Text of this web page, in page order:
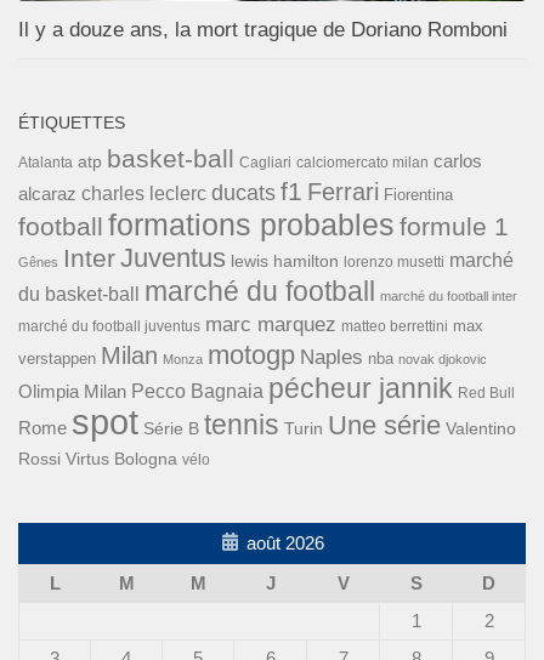
Il y a douze ans, la mort tragique de Doriano Romboni
ÉTIQUETTES
Atalanta atp basket-ball Cagliari calciomercato milan carlos
alcaraz charles leclerc ducats f1 Ferrari Fiorentina
football formations probables formule 1
Gênes InterJuventus lewis hamilton lorenzo musetti marché
du basket-ball
marché du football marché du football inter
marché du football juventus marc marquez matteo berrettini max
verstappen Milan Monza motogp Naples nba novak djokovic
Olimpia Milan Pecco Bagnaia pécheur jannik Red Bull
Rome spot Série B tennis Turin Une série Valentino
Rossi Virtus Bologna vélo
août 2026
L
M M J V S
D
1
2